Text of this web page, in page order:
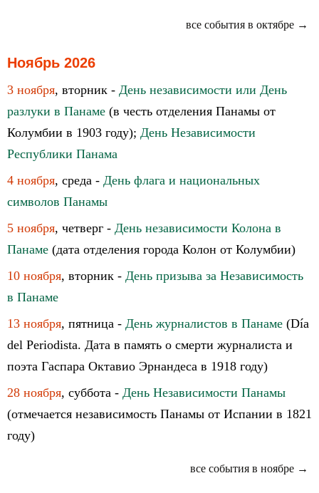
все события в октябре →
Ноябрь 2026
3 ноября, вторник - День независимости или День
разлуки в Панаме (в честь отделения Панамы от
Колумбии в 1903 году); День Независимости
Республики Панама
4 ноября, среда - День флага и национальных
символов Панамы
5 ноября, четверг - День независимости Колона в
Панаме (дата отделения города Колон от Колумбии)
10 ноября, вторник - День призыва за Независимость
в Панаме
13 ноября, пятница - День журналистов в Панаме (Día
del Periodista. Дата в память о смерти журналиста и
поэта Гаспара Октавио Эрнандеса в 1918 году)
28 ноября, суббота - День Независимости Панамы
(отмечается независимость Панамы от Испании в 1821
году)
все события в ноябре →